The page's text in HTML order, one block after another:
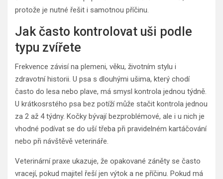
protože je nutné řešit i samotnou příčinu.
Jak často kontrolovat uši podle
typu zvířete
Frekvence závisí na plemeni, věku, životním stylu i
zdravotní historii. U psa s dlouhými ušima, který chodí
často do lesa nebo plave, má smysl kontrola jednou týdně.
U krátkosrstého psa bez potíží může stačit kontrola jednou
za 2 až 4 týdny. Kočky bývají bezproblémové, ale i u nich je
vhodné podívat se do uší třeba při pravidelném kartáčování
nebo při návštěvě veterináře.
Veterinární praxe ukazuje, že opakované záněty se často
vracejí, pokud majitel řeší jen výtok a ne příčinu. Pokud má